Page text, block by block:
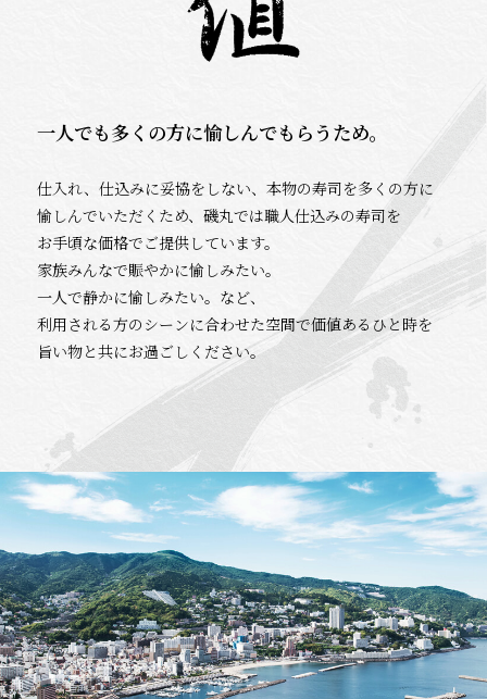
一人でも多くの方に愉しんでもらうため。
仕入れ、仕込みに妥協をしない、本物の寿司を多くの方に
愉しんでいただくため、磯丸では職人仕込みの寿司を
お手頃な価格でご提供しています。
家族みんなで賑やかに愉しみたい。
一人で静かに愉しみたい。など、
利用される方のシーンに合わせた空間で価値あるひと時を
旨い物と共にお過ごしください。